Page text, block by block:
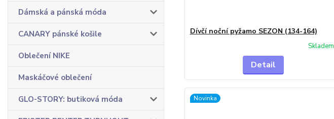
Dámská a pánská móda
CANARY pánské košile
Oblečení NIKE
Maskáčové oblečení
GLO-STORY: butiková móda
Dívčí noční pyžamo SEZON (134-164)
Skladem
Detail
Novinka